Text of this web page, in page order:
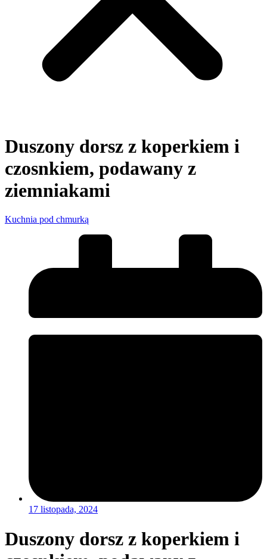
Duszony dorsz z koperkiem i
czosnkiem, podawany z
ziemniakami
Kuchnia pod chmurką
17 listopada, 2024
Duszony dorsz z koperkiem i